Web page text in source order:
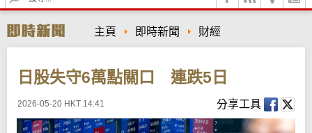
e
r
c
主頁 即時新聞 財經
日股失守6萬點關口 連跌5日
2026-05-20 HKT 14:41 分享工具